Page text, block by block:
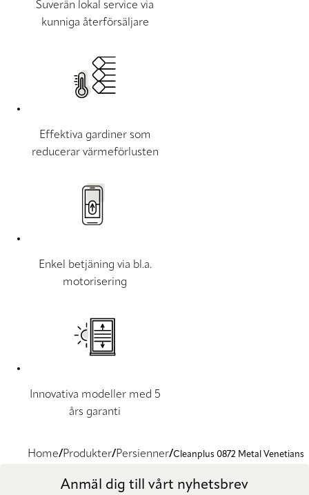
Suverän lokal service via
kunniga återförsäljare
Effektiva gardiner som
reducerar värmeförlusten
Enkel betjäning via bl.a.
motorisering
Innovativa modeller med 5
års garanti
Home Produkter Persienner Cleanplus 0872 Metal Venetians
Anmäl dig till vårt nyhetsbrev